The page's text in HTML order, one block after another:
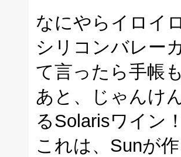
なにやらイロイ
シリコンバレー
て言ったら手帳
あと、じゃんけ
るSolarisワイン
これは、Sunが